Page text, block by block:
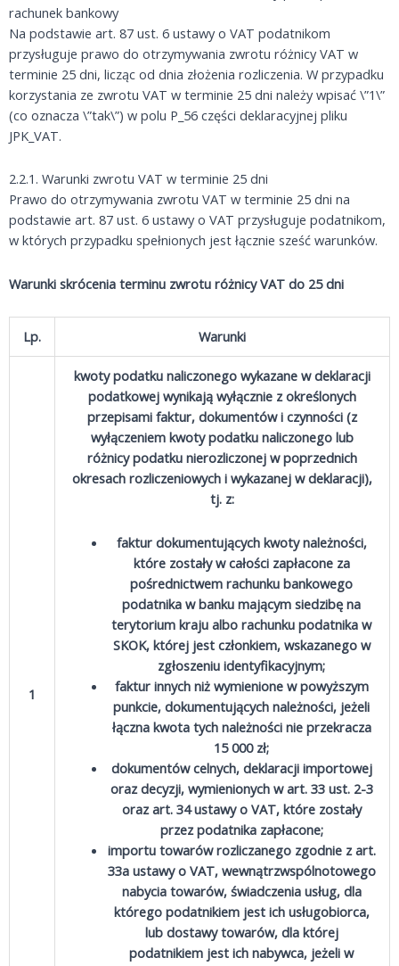
rachunek bankowy
Na podstawie art. 87 ust. 6 ustawy o VAT podatnikom
przysługuje prawo do otrzymywania zwrotu różnicy VAT w
terminie 25 dni, licząc od dnia złożenia rozliczenia. W przypadku
korzystania ze zwrotu VAT w terminie 25 dni należy wpisać \”1\”
(co oznacza \”tak\”) w polu P_56 części deklaracyjnej pliku
JPK_VAT.
2.2.1. Warunki zwrotu VAT w terminie 25 dni
Prawo do otrzymywania zwrotu VAT w terminie 25 dni na
podstawie art. 87 ust. 6 ustawy o VAT przysługuje podatnikom,
w których przypadku spełnionych jest łącznie sześć warunków.
Warunki skrócenia terminu zwrotu różnicy VAT do 25 dni
Lp. Warunki
1
kwoty podatku naliczonego wykazane w deklaracji
podatkowej wynikają wyłącznie z określonych
przepisami faktur, dokumentów i czynności (z
wyłączeniem kwoty podatku naliczonego lub
różnicy podatku nierozliczonej w poprzednich
okresach rozliczeniowych i wykazanej w deklaracji),
tj. z:
faktur dokumentujących kwoty należności,
które zostały w całości zapłacone za
pośrednictwem rachunku bankowego
podatnika w banku mającym siedzibę na
terytorium kraju albo rachunku podatnika w
SKOK, której jest członkiem, wskazanego w
zgłoszeniu identyfikacyjnym;
faktur innych niż wymienione w powyższym
punkcie, dokumentujących należności, jeżeli
łączna kwota tych należności nie przekracza
15 000 zł;
dokumentów celnych, deklaracji importowej
oraz decyzji, wymienionych w art. 33 ust. 2-3
oraz art. 34 ustawy o VAT, które zostały
przez podatnika zapłacone;
importu towarów rozliczanego zgodnie z art.
33a ustawy o VAT, wewnątrzwspólnotowego
nabycia towarów, świadczenia usług, dla
którego podatnikiem jest ich usługobiorca,
lub dostawy towarów, dla której
podatnikiem jest ich nabywca, jeżeli w